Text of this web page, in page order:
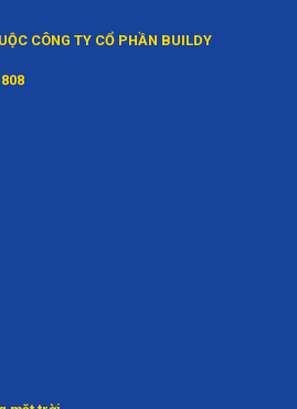
CÔNG TY CỔ PHẦN BUILDY